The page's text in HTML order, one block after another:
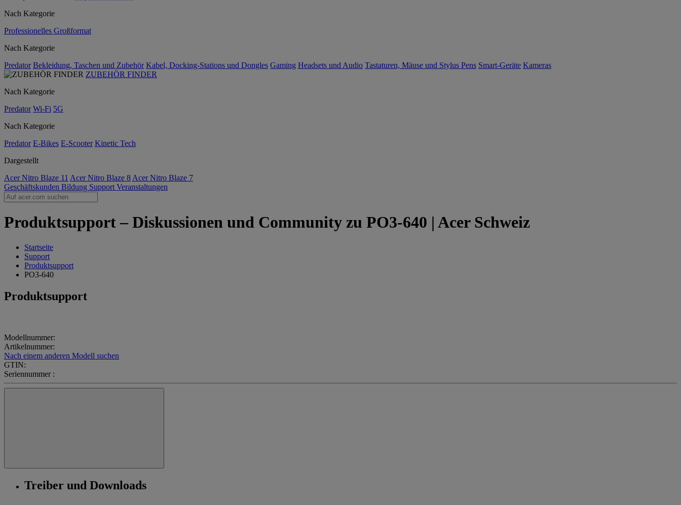
Nach Kategorie
Professionelles Großformat
Nach Kategorie
Predator Bekleidung, Taschen und Zubehör Kabel, Docking-Stations und Dongles Gaming Headsets und Audio Tastaturen, Mäuse und Stylus Pens Smart-Geräte Kameras
ZUBEHÖR FINDER
Nach Kategorie
Predator Wi-Fi 5G
Nach Kategorie
Predator E-Bikes E-Scooter Kinetic Tech
Dargestellt
Acer Nitro Blaze 11 Acer Nitro Blaze 8 Acer Nitro Blaze 7
Geschäftskunden Bildung Support Veranstaltungen
Produktsupport – Diskussionen und Community zu PO3-640 | Acer Schweiz
Startseite
Support
Produktsupport
PO3-640
Produktsupport
Modellnummer:
Artikelnummer:
Nach einem anderen Modell suchen
GTIN:
Seriennummer :
Treiber und Downloads